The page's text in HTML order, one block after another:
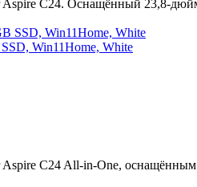
C24. Оснащённый 23,8-
Win11Home, White
C24 All-in-One,